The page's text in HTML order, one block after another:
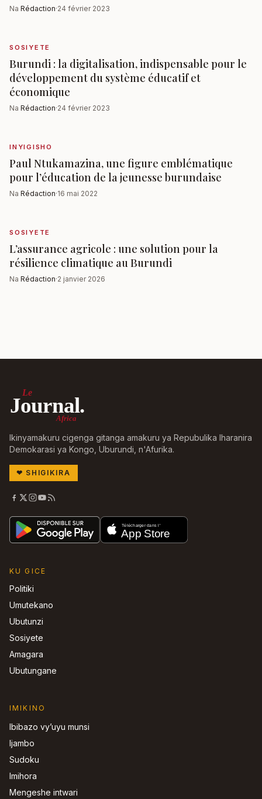
Na Rédaction·24 février 2023
SOSIYETE
Burundi : la digitalisation, indispensable pour le
développement du système éducatif et
économique
Na Rédaction·24 février 2023
INYIGISHO
Paul Ntukamazina, une figure emblématique
pour l’éducation de la jeunesse burundaise
Na Rédaction·16 mai 2022
SOSIYETE
L’assurance agricole : une solution pour la
résilience climatique au Burundi
Na Rédaction·2 janvier 2026
Le
Journal.
Africa
Ikinyamakuru cigenga gitanga amakuru ya Repubulika Iharanira
Demokarasi ya Kongo, Uburundi, n'Afurika.
❤ SHIGIKIRA
KU GICE
Politiki
Umutekano
Ubutunzi
Sosiyete
Amagara
Ubutungane
IMIKINO
Ibibazo vy’uyu munsi
Ijambo
Sudoku
Imihora
Mengeshe intwari